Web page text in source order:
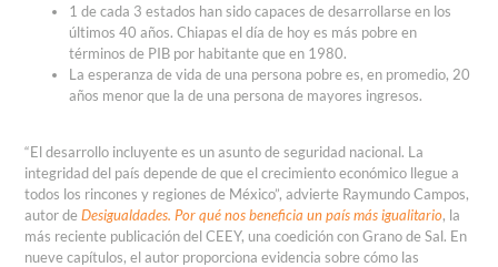
1 de cada 3 estados han sido capaces de desarrollarse en los
últimos 40 años. Chiapas el día de hoy es más pobre en
términos de PIB por habitante que en 1980.
La esperanza de vida de una persona pobre es, en promedio, 20
años menor que la de una persona de mayores ingresos.
“El desarrollo incluyente es un asunto de seguridad nacional. La
integridad del país depende de que el crecimiento económico llegue a
todos los rincones y regiones de México”, advierte Raymundo Campos,
autor deDesigualdades. Por qué nos beneficia un país más igualitario, la
más reciente publicación del CEEY, una coedición con Grano de Sal. En
nueve capítulos, el autor proporciona evidencia sobre cómo las